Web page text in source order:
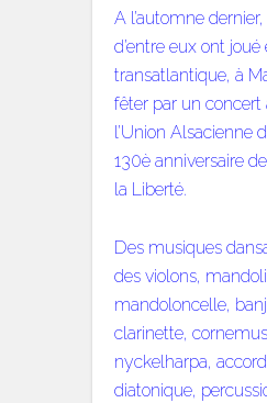
A l’automne
d’entre eux ont joué
transatlantique, à
fêter par un concert
l’Union Alsacienne
130è anniversaire
la Liberté.
Des musiques
des violons,
mandoloncelle,
clarinette,
nyckelharpa,
diatonique,